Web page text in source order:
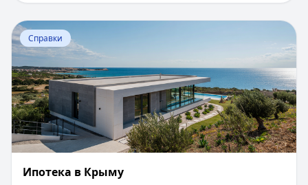
Перейти к статье:
Справки
Ипотека в Крыму